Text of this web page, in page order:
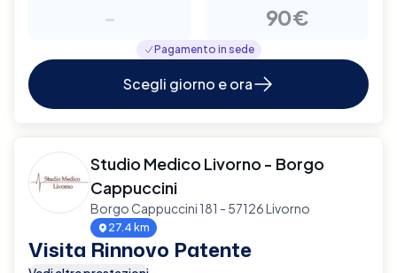
- 90€
Pagamento in sede
Scegli giorno e ora
Studio Medico Livorno - Borgo
Cappuccini
Borgo Cappuccini 181 - 57126 Livorno
27.4 km
Visita Rinnovo Patente